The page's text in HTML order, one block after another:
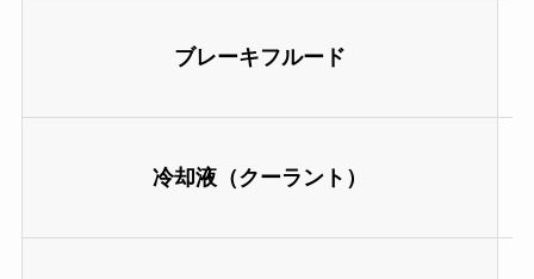
ブレーキフルード
冷却液（クーラント）